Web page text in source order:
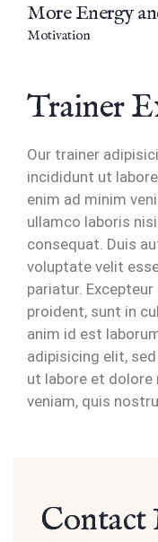
More Energy
Motivation
Trainer
Our trainer
incididunt ut
enim ad minim
ullamco laboris
consequat. Duis
voluptate velit
pariatur.
proident, sunt in
anim id est
adipisicing elit,
ut labore et dolore
veniam, quis
Contact